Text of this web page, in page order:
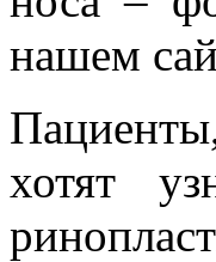
нашем
хотят